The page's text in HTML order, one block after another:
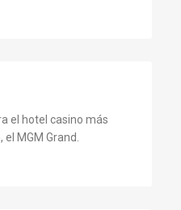
el hotel casino más
MGM Grand.